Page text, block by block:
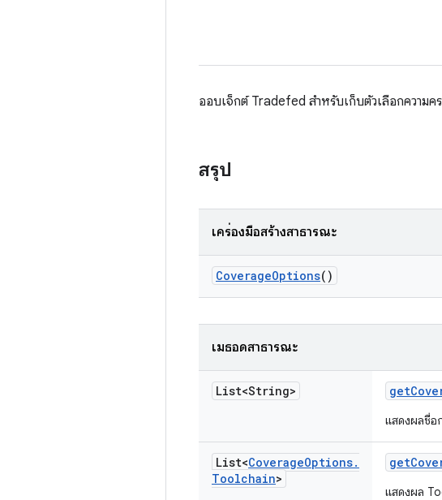
ออบเจ็กต์ Tradefed สำหรับเก็บตัวเลือกความค
สรุป
เครื่องมือสร้างสาธารณะ
CoverageOptions()
เมธอดสาธารณะ
List<String> get
แสดงผลชื่อ
List<CoverageOptions.
Toolchain>
get
แสดงผล